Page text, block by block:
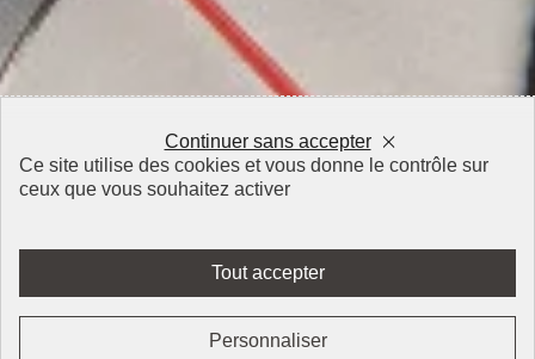
- + AJOUTER AU PANIER
Ce site utilise des cookies et vous donne le contrôle sur
ceux que vous souhaitez activer
Tout accepter
Continuer sans accepter
Personnaliser